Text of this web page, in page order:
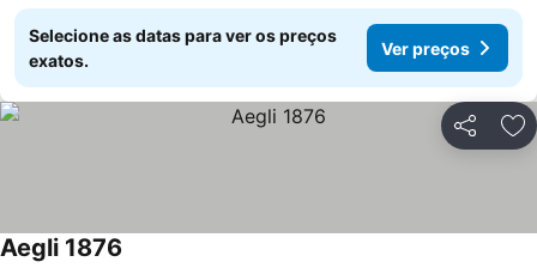
Selecione as datas para ver os preços
exatos.
Ver preços
Partilhar
Aegli 1876